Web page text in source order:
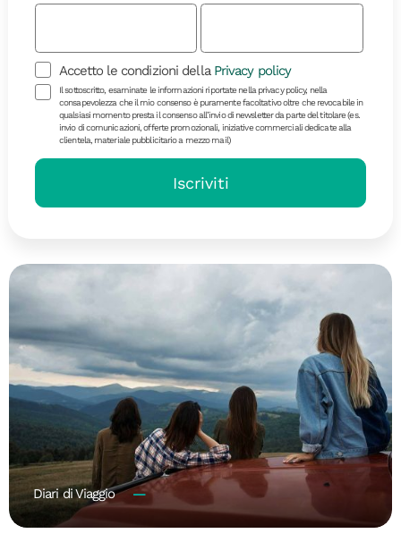
Diari di Viaggio
La magia della Scozia: Hogwarts
Express, castelli e isole
misteriose
Immergetevi nell’atmosfera scozzese lungo un
itinerario incantevole tra storia e magia
Diari di Viaggio
Accetto le condizioni della Privacy policy
Il sottoscritto, esaminate le informazioni riportate nella privacy policy, nella
consapevolezza che il mio consenso è puramente facoltativo oltre che revocabile in
qualsiasi momento presta il consenso all’invio di newsletter da parte del titolare (es.
invio di comunicazioni, offerte promozionali, iniziative commerciali dedicate alla
clientela, materiale pubblicitario a mezzo mail)
Iscriviti